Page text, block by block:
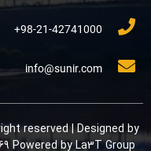
98-21-42741000+
info@sunir.com
reserved | Designed by
Powered by La3T Group ©